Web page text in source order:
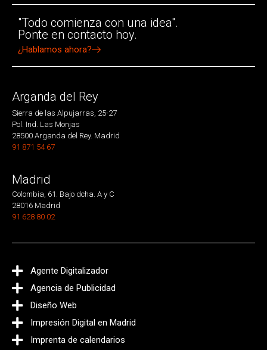
"Todo comienza con una idea".
Ponte en contacto hoy.
¿Hablamos ahora?
Arganda del Rey
Sierra de las Alpujarras, 25-27
Pol. Ind. Las Monjas
28500 Arganda del Rey. Madrid
91 871 54 67
Madrid
Colombia, 61. Bajo dcha. A y C
28016 Madrid
91 628 80 02
Agente Digitalizador
Agencia de Publicidad
Diseño Web
Impresión Digital en Madrid
Imprenta de calendarios